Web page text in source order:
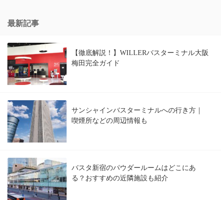
最新記事
【徹底解説！】WILLERバスターミナル大阪
梅田完全ガイド
サンシャインバスターミナルへの行き方｜
喫煙所などの周辺情報も
バスタ新宿のパウダールームはどこにあ
る？おすすめの近隣施設も紹介